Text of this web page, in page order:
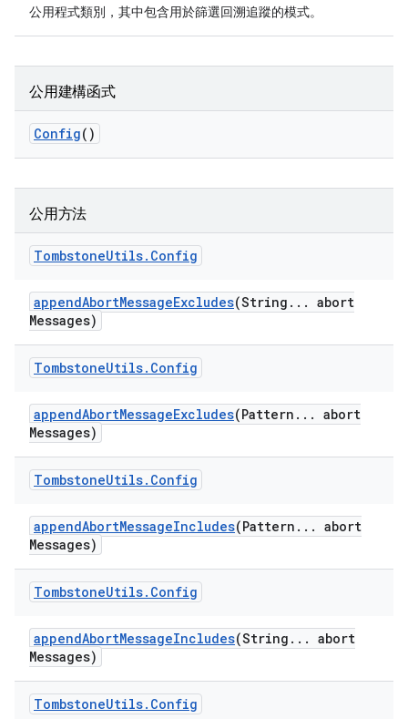
公用程式類別，其中包含用於篩選回溯追蹤的模式。
公用建構函式
Config()
公用方法
TombstoneUtils. Config
appendAbortMessageExcludes(String . . . abort
Messages)
TombstoneUtils. Config
appendAbortMessageExcludes(Pattern . . . abort
Messages)
TombstoneUtils. Config
appendAbortMessageIncludes(Pattern . . . abort
Messages)
TombstoneUtils. Config
appendAbortMessageIncludes(String . . . abort
Messages)
TombstoneUtils. Config